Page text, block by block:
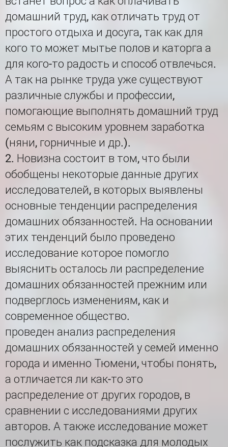
домашний труд, как отличать труд от
простого отдыха и досуга, так как для
кого то может мытье полов и каторга а
для кого-то радость и способ отвлечься.
А так на рынке труда уже существуют
различные службы и профессии,
помогающие выполнять домашний труд
семьям с высоким уровнем заработка
(няни, горничные и др.).
2. Новизна состоит в том, что были
обобщены некоторые данные других
исследователей, в которых выявлены
основные тенденции распределения
домашних обязанностей. На основании
этих тенденций было проведено
исследование которое помогло
выяснить осталось ли распределение
домашних обязанностей прежним или
подверглось изменениям, как и
современное общество.
проведен анализ распределения
домашних обязанностей у семей именно
города и именно Тюмени, чтобы понять,
а отличается ли как-то это
распределение от других городов, в
сравнении с исследованиями других
авторов. А также исследование может
послужить как подсказка для молодых